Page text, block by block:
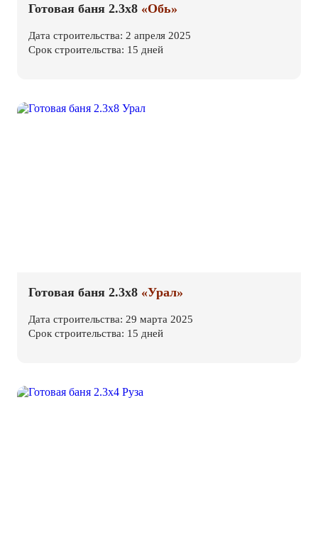
Готовая баня 2.3х8 «Обь»
Дата строительства: 2 апреля 2025
Срок строительства: 15 дней
Готовая баня 2.3х8 «Урал»
Дата строительства: 29 марта 2025
Срок строительства: 15 дней